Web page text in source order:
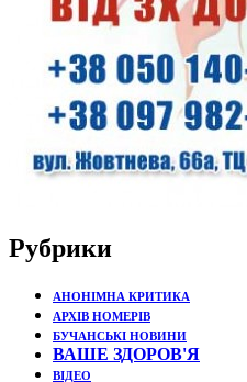
Рубрики
АНОНІМНА КРИТИКА
АРХІВ НОМЕРІВ
БУЧАНСЬКІ НОВИНИ
ВАШЕ ЗДОРОВ'Я
ВІДЕО